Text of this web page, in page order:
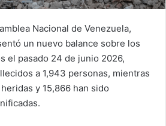
Nacional de Venezuela,
un nuevo balance sobre los
el pasado 24 de junio 2026,
a 1,943 personas, mientras
y 15,866 han sido